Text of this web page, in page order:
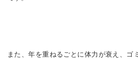
また、年を重ねるごとに体力が衰え、ゴ